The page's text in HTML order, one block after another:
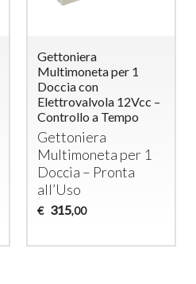
Gettoniera
Multimoneta per 1
Doccia con
Elettrovalvola 12Vcc –
Controllo a Tempo
Gettoniera
Multimoneta per 1
Doccia – Pronta
all’Uso
€ 315,00